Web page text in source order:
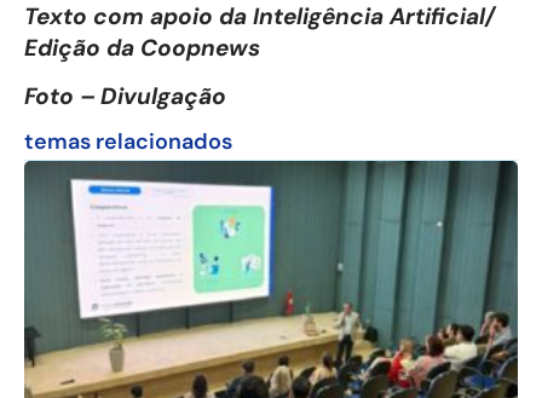
Texto com apoio da Inteligência Artificial/
Edição da Coopnews
Foto – Divulgação
temas relacionados